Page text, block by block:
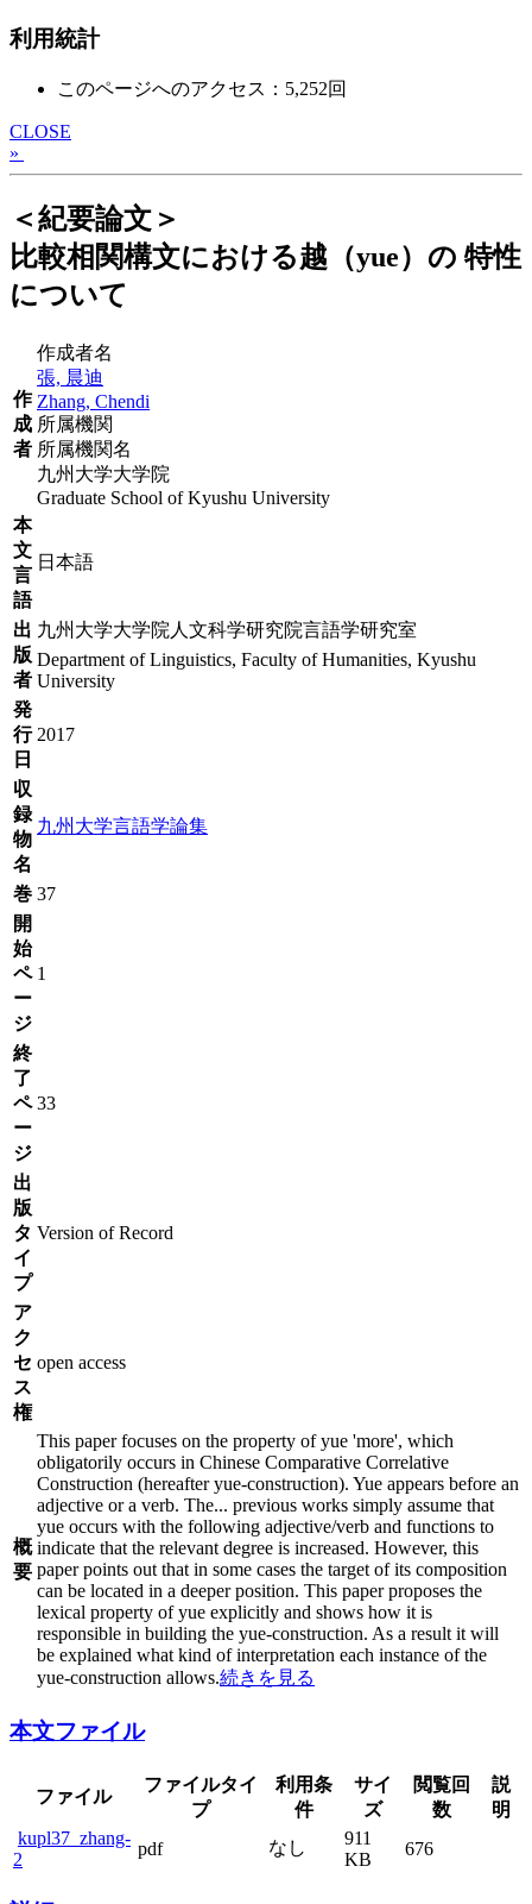
利用統計
このページへのアクセス：5,252回
CLOSE
»
＜紀要論文＞
比較相関構文における越（yue）の 特性
について
作
成
者
作成者名
張, 晨迪
Zhang, Chendi
所属機関
所属機関名
九州大学大学院
Graduate School of Kyushu University
本
文
言
語
日本語
出
版
者
九州大学大学院人文科学研究院言語学研究室
Department of Linguistics, Faculty of Humanities, Kyushu
University
発
行
日
2017
収
録
物
名
九州大学言語学論集
巻 37
開
始
ペ
ー
ジ
1
終
了
ペ
ー
ジ
33
出
版
タ
イ
プ
Version of Record
ア
ク
セ
ス
権
open access
概
要
This paper focuses on the property of yue 'more', which
obligatorily occurs in Chinese Comparative Correlative
Construction (hereafter yue-construction). Yue appears before an
adjective or a verb. The... previous works simply assume that
yue occurs with the following adjective/verb and functions to
indicate that the relevant degree is increased. However, this
paper points out that in some cases the target of its composition
can be located in a deeper position. This paper proposes the
lexical property of yue explicitly and shows how it is
responsible in building the yue-construction. As a result it will
be explained what kind of interpretation each instance of the
yue-construction allows.続きを見る
本文ファイル
ファイル
ファイルタイ
プ
利用条
件
サイ
ズ
閲覧回
数
説
明
kupl37_zhang-
2
pdf なし
911
KB
676